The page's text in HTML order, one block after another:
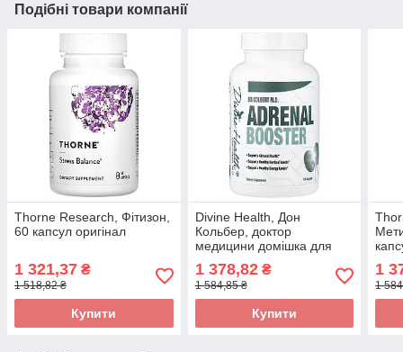
Подібні товари компанії
Thorne Research, Фітизон,
60 капсул оригінал
1 321,37 ₴
1 518,82 ₴
Купити
Divine Health, Дон
Кольбер, доктор
медицини домішка для
нормалізації надниркових
залоз, 120 капсул оригінал
1 378,82₴
1 584,85 ₴
Купити
1
1